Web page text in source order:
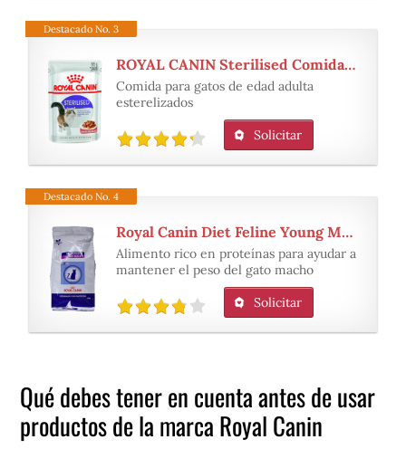
Destacado No. 3
ROYAL CANIN Sterilised Comida para Gatos
Comida para gatos de edad adulta
esterelizados
Solicitar
Destacado No. 4
Royal Canin Diet Feline Young Male
Alimento rico en proteínas para ayudar a
mantener el peso del gato macho
Solicitar
Qué debes tener en cuenta antes de usar
productos de la marca Royal Canin